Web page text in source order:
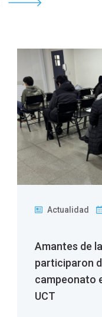
Actualidad
Amantes de
participaron
campeonato
UCT